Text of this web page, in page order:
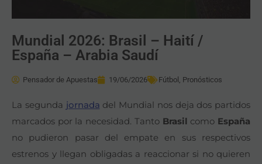
Mundial 2026: Brasil – Haití /
España – Arabia Saudí
Pensador de Apuestas 19/06/2026 Fútbol , Pronósticos
La segunda jornada del Mundial nos deja dos partidos
marcados por la necesidad. Tanto Brasil como España
no pudieron pasar del empate en sus respectivos
estrenos y llegan obligadas a reaccionar si no quieren